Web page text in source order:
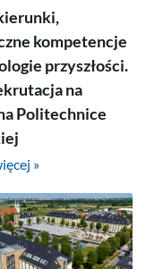
kompetencje
przyszłości.
na
Politechnice
»